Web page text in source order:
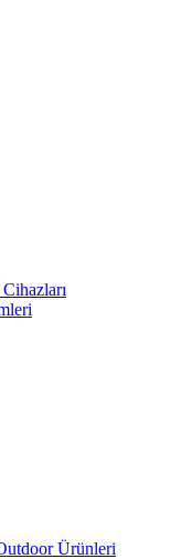
Ürünleri